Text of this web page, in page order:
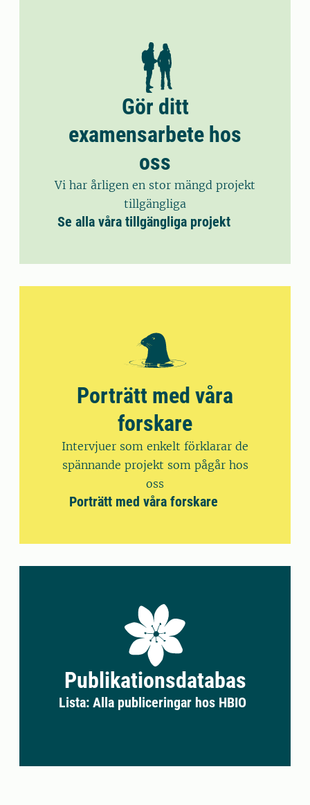
Gör ditt
examensarbete hos
oss
Vi har årligen en stor mängd projekt
tillgängliga
Se alla våra tillgängliga projekt
Porträtt med våra
forskare
Intervjuer som enkelt förklarar de
spännande projekt som pågår hos
oss
Porträtt med våra forskare
Publikationsdatabas
Lista: Alla publiceringar hos HBIO